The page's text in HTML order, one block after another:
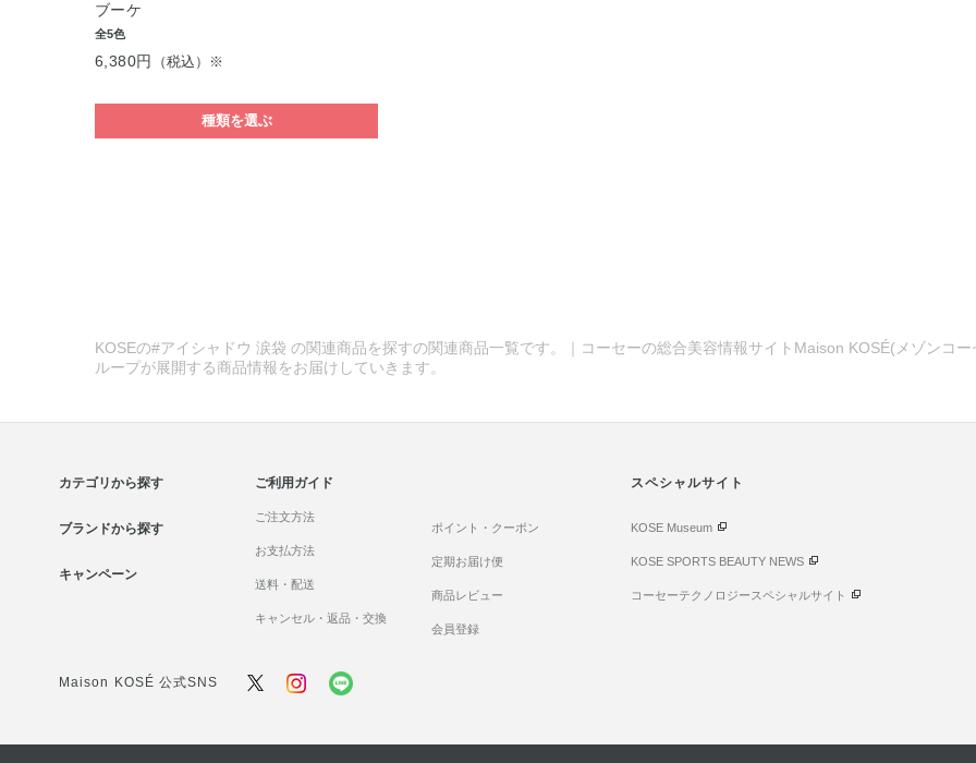
ブーケ
全5色
6,380円 （税込）※
種類を選ぶ
KOSEの#アイシャドウ 涙袋 の関連商品を探すの関連商品一覧です。｜コーセーの総合美容情報サイトMaison KOSÉ(メゾンコ
ループが展開する商品情報をお届けしていきます。
カテゴリから探す
ブランドから探す
キャンペーン
ご利用ガイド
ご注文方法
お支払方法
送料・配送
キャンセル・返品・交換
ポイント・クーポン
定期お届け便
商品レビュー
会員登録
スペシャルサイト
KOSE Museum
KOSE SPORTS BEAUTY NEWS
コーセーテクノロジースペシャルサイト
Maison KOSÉ 公式SNS